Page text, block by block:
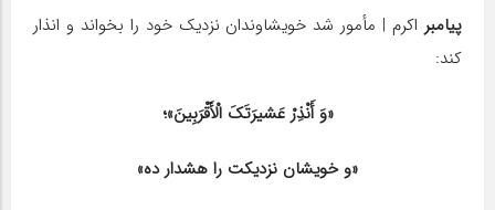
پیامبر اكرم | مأمور شد خویشاوندان نزدیك خود را بخواند و انذار
كند:
«وَ أَنْذِرْ عَشیرَتَكَ الْأَقْرَبِینَ»؛
«و خویشان نزدیكت را هشدار ده»